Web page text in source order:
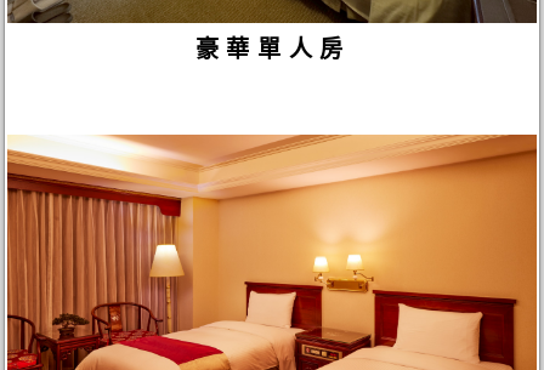
豪華單人房